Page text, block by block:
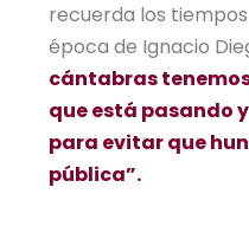
recuerda los
época de Ignacio
cántabras
que está pasando
para evitar que
pública”.